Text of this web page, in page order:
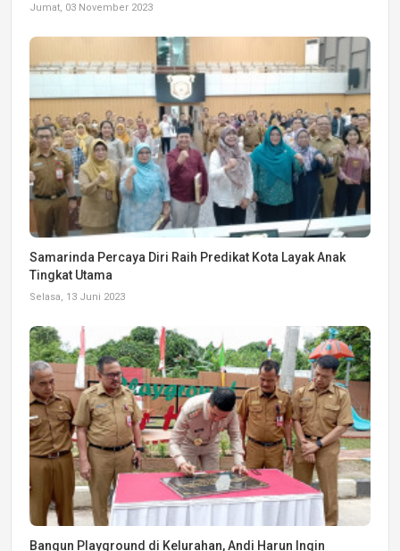
Jumat, 03 November 2023
Samarinda Percaya Diri Raih Predikat Kota Layak Anak
Tingkat Utama
Selasa, 13 Juni 2023
Bangun Playground di Kelurahan, Andi Harun Ingin